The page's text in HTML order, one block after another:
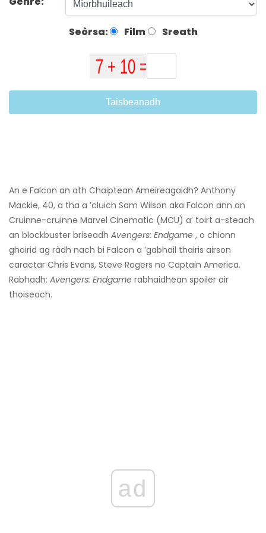
Seòrsa: Film Sreath
Taisbeanadh
An e Falcon an ath Chaiptean Ameireagaidh? Anthony
Mackie, 40, a tha a ’cluich Sam Wilson aka Falcon ann an
Cruinne-cruinne Marvel Cinematic (MCU) a’ toirt a-steach
an blockbuster briseadh Avengers: Endgame , o chionn
ghoirid ag ràdh nach bi Falcon a ’gabhail thairis airson
caractar Chris Evans, Steve Rogers no Captain America.
Rabhadh: Avengers: Endgame rabhaidhean spoiler air
thoiseach.
ad